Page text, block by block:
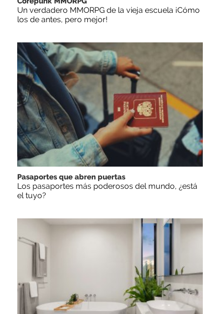
Un verdadero MMORPG de la vieja escuela ¡Cómo
los de antes, pero mejor!
Pasaportes que abren puertas
Los pasaportes más poderosos del mundo, ¿está
el tuyo?